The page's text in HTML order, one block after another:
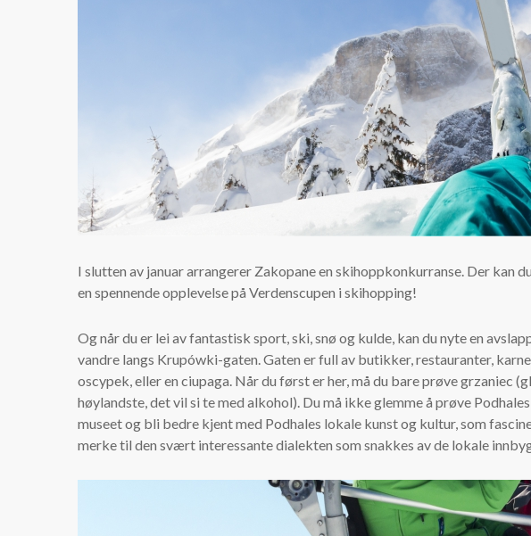
I slutten av januar arrangerer Zakopane en skihoppkonkurranse. Der kan
en spennende opplevelse på Verdenscupen i skihopping!
Og når du er lei av fantastisk sport, ski, snø og kulde, kan du nyte en
vandre langs Krupówki-gaten. Gaten er full av butikker, restauranter,
oscypek, eller en ciupaga. Når du først er her, må du bare prøve
høylandste, det vil si te med alkohol). Du må ikke glemme å prøve
museet og bli bedre kjent med Podhales lokale kunst og kultur, som
merke til den svært interessante dialekten som snakkes av de lokale